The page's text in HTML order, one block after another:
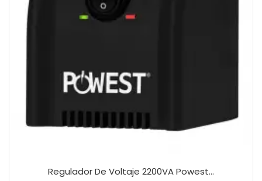
Regulador De Voltaje 2200VA Powest...